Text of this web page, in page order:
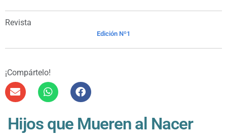
Revista
Edición Nº1
¡Compártelo!
Hijos que Mueren al Nacer